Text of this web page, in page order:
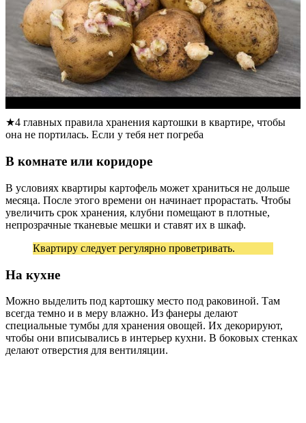
★4 главных правила хранения картошки в квартире, чтобы
она не портилась. Если у тебя нет погреба
В комнате или коридоре
В условиях квартиры картофель может храниться не дольше
месяца. После этого времени он начинает прорастать. Чтобы
увеличить срок хранения, клубни помещают в плотные,
непрозрачные тканевые мешки и ставят их в шкаф.
Квартиру следует регулярно проветривать.
На кухне
Можно выделить под картошку место под раковиной. Там
всегда темно и в меру влажно. Из фанеры делают
специальные тумбы для хранения овощей. Их декорируют,
чтобы они вписывались в интерьер кухни. В боковых стенках
делают отверстия для вентиляции.